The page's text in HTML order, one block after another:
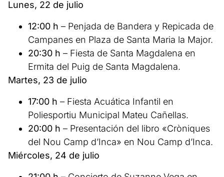
Lunes, 22 de julio
12:00 h – Penjada de Bandera y Repicada de
Campanes en Plaza de Santa Maria la Major.
20:30 h – Fiesta de Santa Magdalena en
Ermita del Puig de Santa Magdalena.
Martes, 23 de julio
17:00 h – Fiesta Acuática Infantil en
Poliesportiu Municipal Mateu Cañellas.
20:00 h – Presentación del libro «Cròniques
del Nou Camp d’Inca» en Nou Camp d’Inca.
Miércoles, 24 de julio